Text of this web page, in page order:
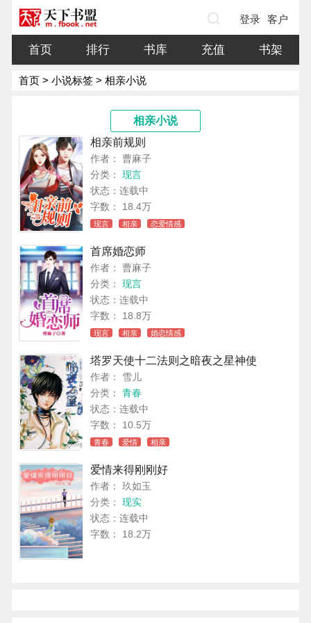
登录 客户
端
首页 排行 书库 充值 书架
首页 > 小说标签 > 相亲小说
相亲小说
相亲前规则
作者： 曹麻子
分类： 现言
状态：连载中
字数： 18.4万
现言 相亲 恋爱情感
首席婚恋师
作者： 曹麻子
分类： 现言
状态：连载中
字数： 18.8万
现言 相亲 婚恋情感
塔罗天使十二法则之暗夜之星神使
作者： 雪儿
分类： 青春
状态：连载中
字数： 10.5万
青春 爱情 相亲
爱情来得刚刚好
作者： 玖如玉
分类： 现实
状态：连载中
字数： 18.2万